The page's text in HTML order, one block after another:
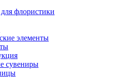
флористики
элементы
сувениры